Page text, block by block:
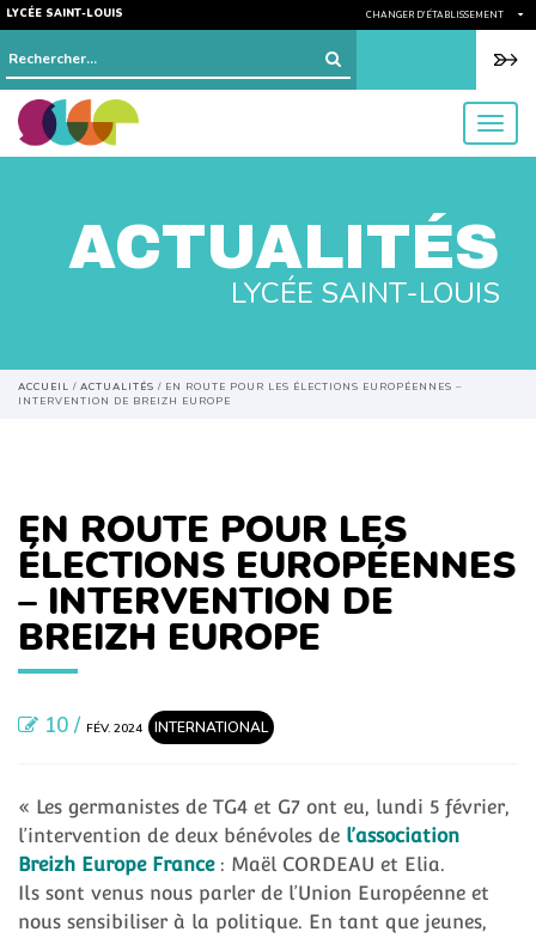
LYCÉE SAINT-LOUIS CHANGER D'ÉTABLISSEMENT
Rechercher :
menu
ACTUALITÉS
LYCÉE SAINT-LOUIS
ACCUEIL / ACTUALITÉS / EN ROUTE POUR LES ÉLECTIONS EUROPÉENNES –
INTERVENTION DE BREIZH EUROPE
EN ROUTE POUR LES
ÉLECTIONS EUROPÉENNES
– INTERVENTION DE
BREIZH EUROPE
10 / FÉV. 2024 INTERNATIONAL
« Les germanistes de TG4 et G7 ont eu, lundi 5 février,
l’intervention de deux bénévoles de l’association
Breizh Europe France: Maël CORDEAU et Elia.
Ils sont venus nous parler de l’Union Européenne et
nous sensibiliser à la politique. En tant que jeunes,